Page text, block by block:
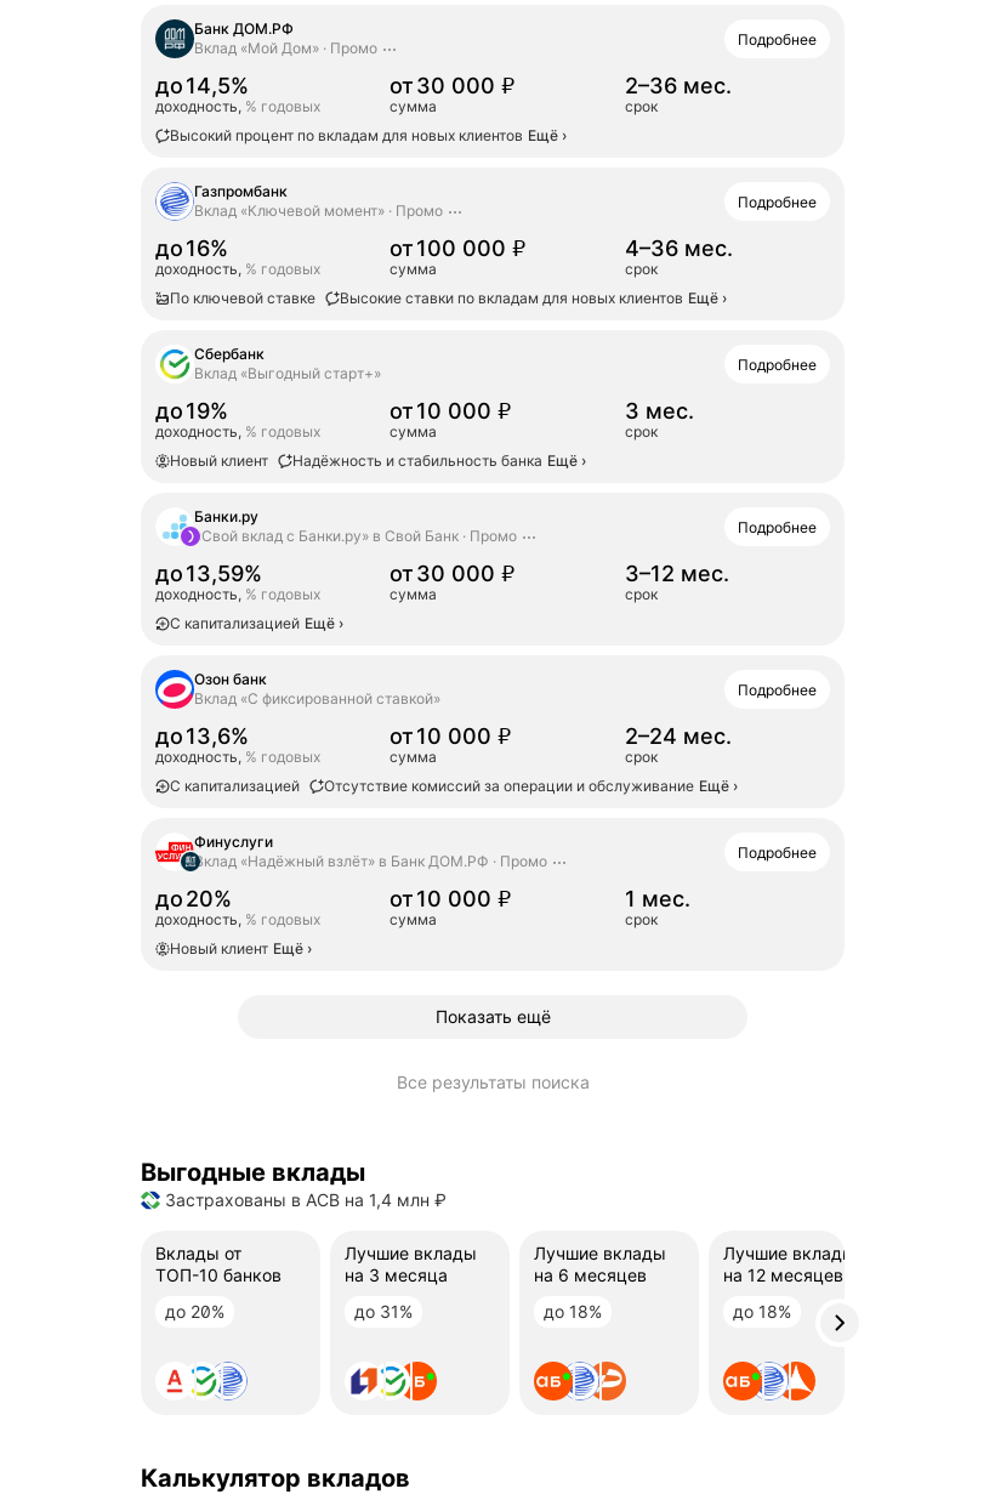
Банк ДОМ.РФ
Вклад «Мой Дом»
Промо Подробнее
до14,5%
доходность, % годовых
отсумма
30000
30 000 ₽
сумма
2–36 мес.
срок
Высокий процент по вкладам для новых клиентов Ещё ›
Газпромбанк
Вклад «Ключевой момент»
Промо Подробнее
до16%
доходность, % годовых
отсумма
100000
100 000 ₽
сумма
4–36 мес.
срок
По ключевой ставке
Высокие ставки по вкладам для новых клиентов Ещё ›
Сбербанк
Вклад «Выгодный старт+»
Подробнее
до19%
доходность, % годовых
отсумма
10000
10 000 ₽
сумма
3 мес.
срок
Новый клиент
Надёжность и стабильность банка Ещё ›
Банки.ру
«Свой вклад с Банки.ру» в Свой Банк
Промо Подробнее
до13,59%
доходность, % годовых
отсумма
30000
30 000 ₽
сумма
3–12 мес.
срок
С капитализацией Ещё ›
Озон банк
Вклад «С фиксированной ставкой»
Подробнее
до13,6%
доходность, % годовых
отсумма
10000
10 000 ₽
сумма
2–24 мес.
срок
С капитализацией
Отсутствие комиссий за операции и обслуживание Ещё ›
Финуслуги
Вклад «Надёжный взлёт» в Банк ДОМ.РФ
Промо Подробнее
до20%
доходность, % годовых
отсумма
10000
10 000 ₽
сумма
1 мес.
срок
Новый клиент Ещё ›
Показать ещё
Все результаты поиска
Выгодные вклады
Застрахованы в АСВ на 1,4 млн ₽
Вклады от
ТОП-10 банков
до 20%
Лучшие вклады
на 3 месяца
до 31%
Лучшие вклады
на 6 месяцев
до 18%
Лучшие вклады
на 12 месяцев
до 18%
Калькулятор вкладов